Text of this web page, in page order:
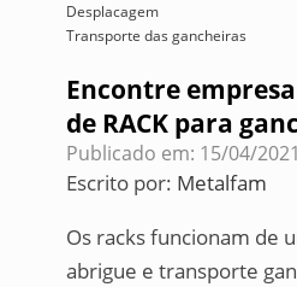
Desplacagem
Transporte das gancheiras
Encontre
de RACK para
Publicado em: 15/04/2021
Escrito por: Metalfam
Os racks funcionam de
abrigue e transporte